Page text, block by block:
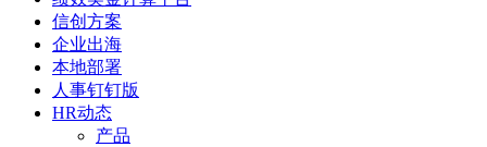
信创方案
企业出海
本地部署
人事钉钉版
HR动态
产品